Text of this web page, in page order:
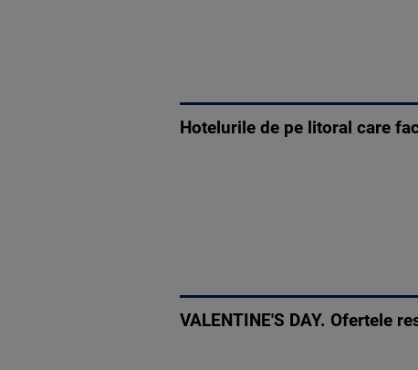
Hotelurile de pe litoral care
VALENTINE'S DAY. Ofertele